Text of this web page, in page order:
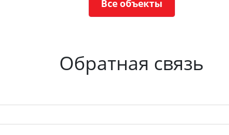
Все объекты
Обратная связь